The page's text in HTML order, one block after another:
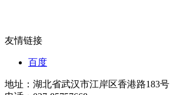
友情链接
百度
地址：湖北省武汉市江岸区香港路183号